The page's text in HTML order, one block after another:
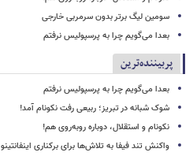
سومین لیگ برتر بدون سرمربی خارجی
بعدا می‌گویم چرا به پرسپولیس نرفتم
پربیننده‌ترین
بعدا می‌گویم چرا به پرسپولیس نرفتم
شوک شبانه در تبریز؛ ربیعی رفت نکونام آمد!
نکونام و استقلال، دوباره روبه‌روی هم!
واکنش تند فیفا به تلاش‌ها برای برکناری اینفانتینو